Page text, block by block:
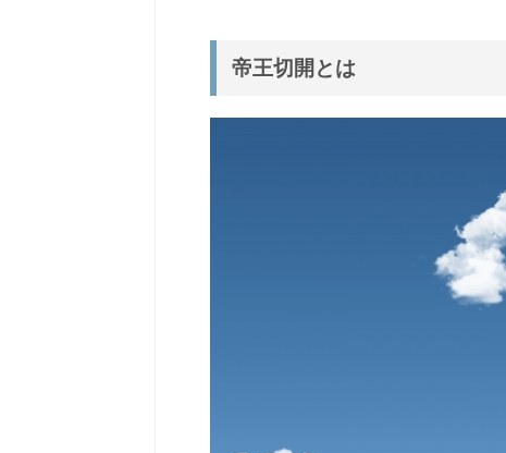
帝王切開とは